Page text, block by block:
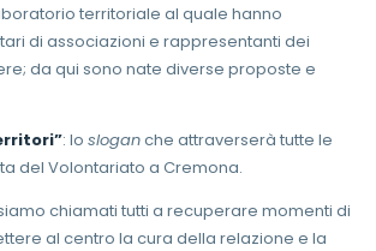
territoriale al quale hanno
di associazioni e rappresentanti dei
da qui sono nate diverse proposte e
: lo sloganche attraverserà tutte le
del Volontariato a Cremona.
chiamati tutti a recuperare momenti di
al centro la cura della relazione e la